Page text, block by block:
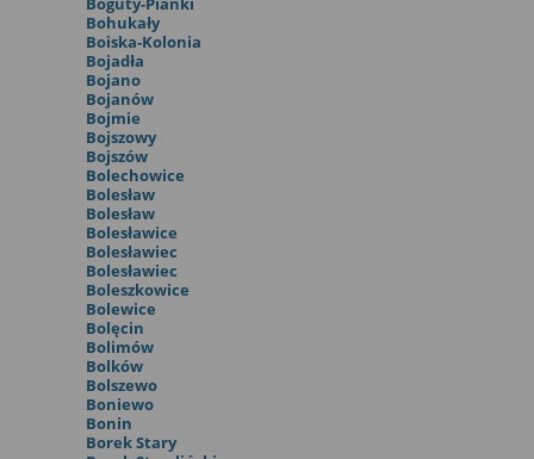
Bohukały
Boiska-Kolonia
Bojadła
Bojano
Bojanów
Bojmie
Bojszowy
Bojszów
Bolechowice
Bolesław
Bolesław
Bolesławice
Bolesławiec
Bolesławiec
Boleszkowice
Bolewice
Bolęcin
Bolimów
Bolków
Bolszewo
Boniewo
Bonin
Borek Stary